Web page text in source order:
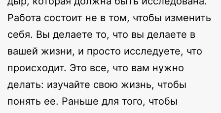
Работа состоит не в том, чтобы изменить
себя. Вы делаете то, что вы делаете в
вашей жизни, и просто исследуете, что
происходит. Это все, что вам нужно
делать: изучайте свою жизнь, чтобы
понять ее. Раньше для того, чтобы